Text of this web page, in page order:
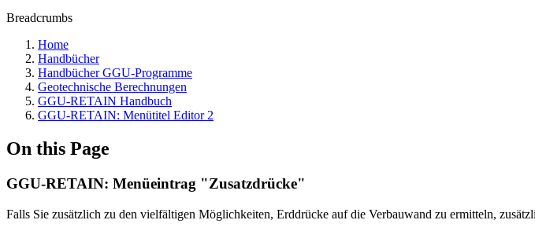
Breadcrumbs
Home
Handbücher
Handbücher GGU-Programme
Geotechnische Berechnungen
GGU-RETAIN Handbuch
GGU-RETAIN: Menütitel Editor 2
On this Page
GGU-RETAIN: Menüeintrag "Zusatzdrücke"
Falls Sie zusätzlich zu den vielfältigen Möglichkeiten, Erddrücke auf die Verbauwand zu ermitteln,